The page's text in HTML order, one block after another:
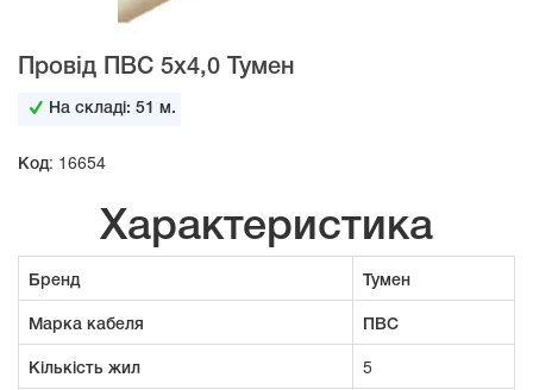
Провід ПВС 5х4,0 Тумен
На складі:51 м.
Код: 16654
Характеристика
Бренд
Тумен
Марка кабеля
ПВС
Кількість жил
5